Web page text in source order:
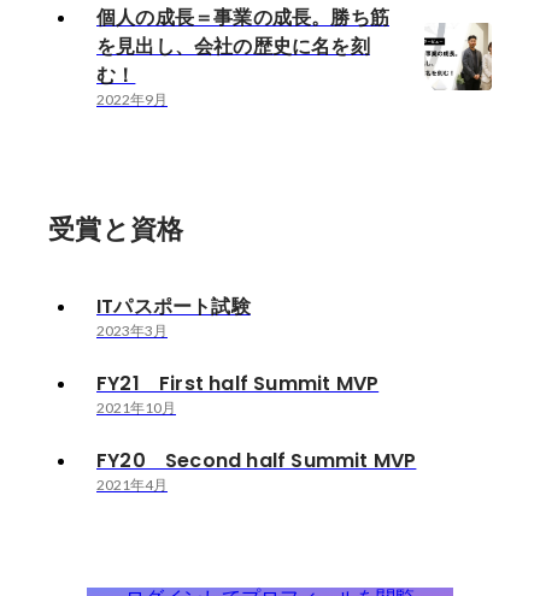
個人の成長＝事業の成長。勝ち筋
を見出し、会社の歴史に名を刻
む！
2022年9月
受賞と資格
ITパスポート試験
2023年3月
FY21 First half Summit MVP
2021年10月
FY20 Second half Summit MVP
2021年4月